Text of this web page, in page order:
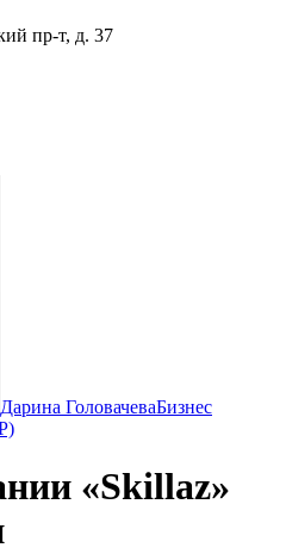
пр-т, д. 37
Дарина ГоловачеваБизнес
«Skillaz»